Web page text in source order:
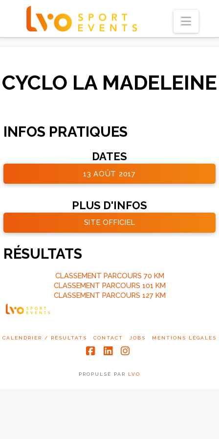
CYCLO LA MADELEINE
INFOS PRATIQUES
DATES
13 AOÛT 2017
PLUS D'INFOS
SITE OFFICIEL
RÉSULTATS
CLASSEMENT PARCOURS 70 KM
CLASSEMENT PARCOURS 101 KM
CLASSEMENT PARCOURS 127 KM
CALENDRIER / RÉSULTATS CONTACT JOBS MENTIONS LÉGALES
PROPULSÉ PAR LVO